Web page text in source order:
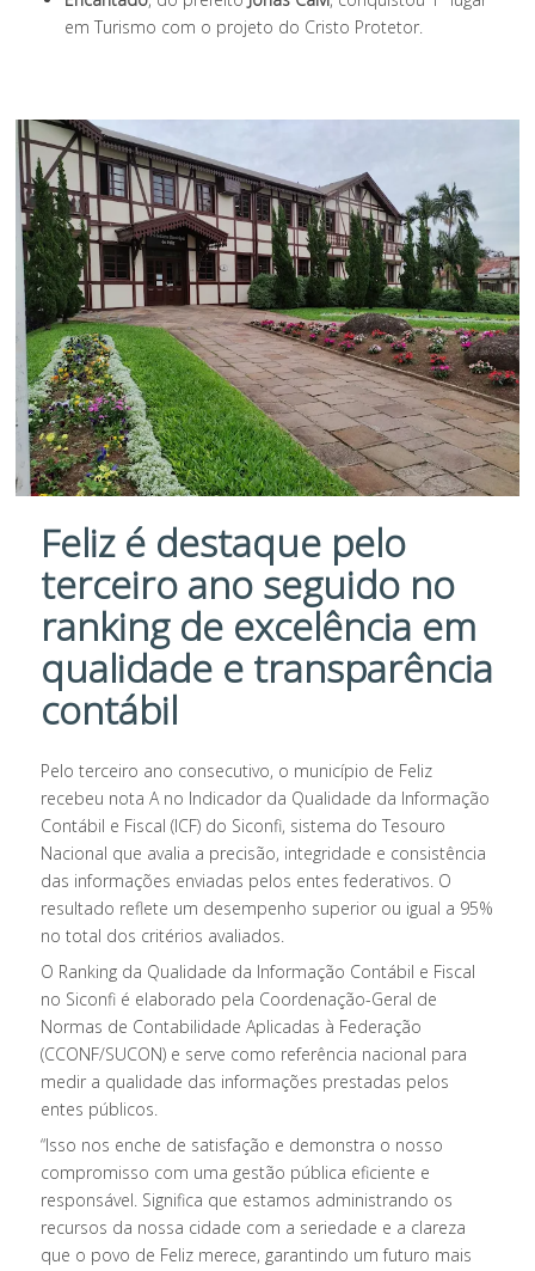
em Turismo com o projeto do Cristo Protetor.
Feliz é destaque pelo
terceiro ano seguido no
ranking de excelência em
qualidade e transparência
contábil
Pelo terceiro ano consecutivo, o município de Feliz
recebeu nota A no Indicador da Qualidade da Informação
Contábil e Fiscal (ICF) do Siconfi, sistema do Tesouro
Nacional que avalia a precisão, integridade e consistência
das informações enviadas pelos entes federativos. O
resultado reflete um desempenho superior ou igual a 95%
no total dos critérios avaliados.
O Ranking da Qualidade da Informação Contábil e Fiscal
no Siconfi é elaborado pela Coordenação-Geral de
Normas de Contabilidade Aplicadas à Federação
(CCONF/SUCON) e serve como referência nacional para
medir a qualidade das informações prestadas pelos
entes públicos.
“Isso nos enche de satisfação e demonstra o nosso
compromisso com uma gestão pública eficiente e
responsável. Significa que estamos administrando os
recursos da nossa cidade com a seriedade e a clareza
que o povo de Feliz merece, garantindo um futuro mais